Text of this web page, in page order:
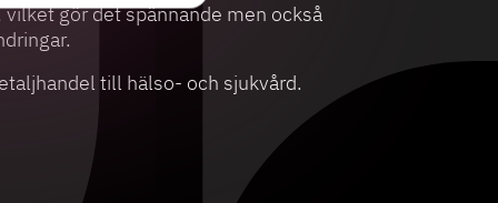
gör det spännande men också
till hälso- och sjukvård.